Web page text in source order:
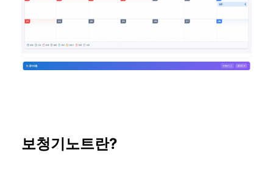
보청기노트란?